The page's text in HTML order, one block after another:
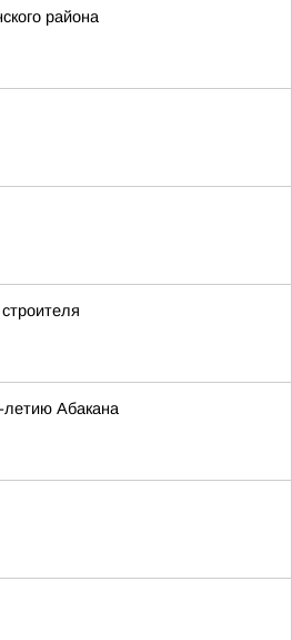
района
летию Абакана